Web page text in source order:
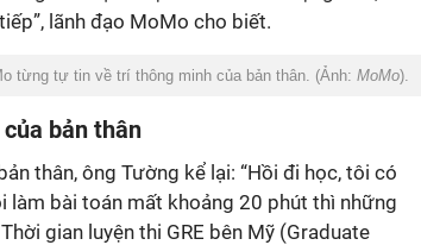
lãnh đạo MoMo cho biết.
từng tự tin về trí thông minh của bản thân. (Ảnh: MoMo).
bản thân
thân, ông Tường kể lại: “Hồi đi học, tôi có
làm bài toán mất khoảng 20 phút thì những
gian luyện thi GRE bên Mỹ (Graduate